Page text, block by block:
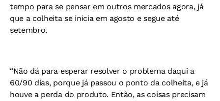
tempo para se pensar em outros mercados agora, já
que a colheita se inicia em agosto e segue até
setembro.
“Não dá para esperar resolver o problema daqui a
60/90 dias, porque já passou o ponto da colheita, e já
houve a perda do produto. Então, as coisas precisam